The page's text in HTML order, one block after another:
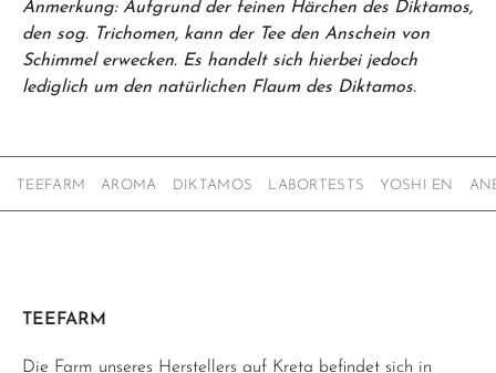
Anmerkung: Aufgrund der feinen Härchen des Diktamos,
den sog. Trichomen, kann der Tee den Anschein von
Schimmel erwecken. Es handelt sich hierbei jedoch
lediglich um den natürlichen Flaum des Diktamos.
TEEFARM AROMA DIKTAMOS LABORTESTS YOSHI EN
TEEFARM
Die Farm unseres Herstellers auf Kreta befindet sich in